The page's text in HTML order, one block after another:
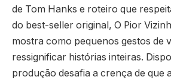
de Tom Hanks e roteiro que
do best-seller original, O Pior
mostra como pequenos gestos de
ressignificar histórias inteiras.
produção desafia a crença de que